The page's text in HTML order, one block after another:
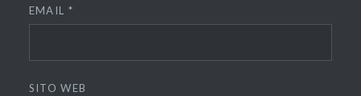
EMAIL *
SITO WEB